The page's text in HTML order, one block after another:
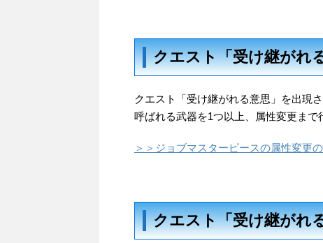
クエスト「受け継がれ
クエスト「受け継がれる意思」を出現
呼ばれる武器を1つ以上、属性変更まで
＞＞ジョブマスターピースの属性変更
クエスト「受け継がれ